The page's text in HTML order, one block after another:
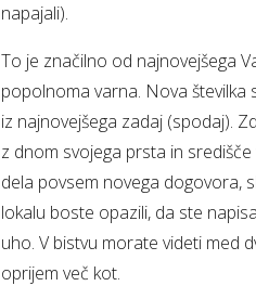
napajali).
To je značilno od najnovejšega
popolnoma varna. Nova številka
iz najnovejšega zadaj (spodaj).
z dnom svojega prsta in
dela povsem novega dogovora,
lokalu boste opazili, da ste
uho. V bistvu morate videti med
oprijem več kot.